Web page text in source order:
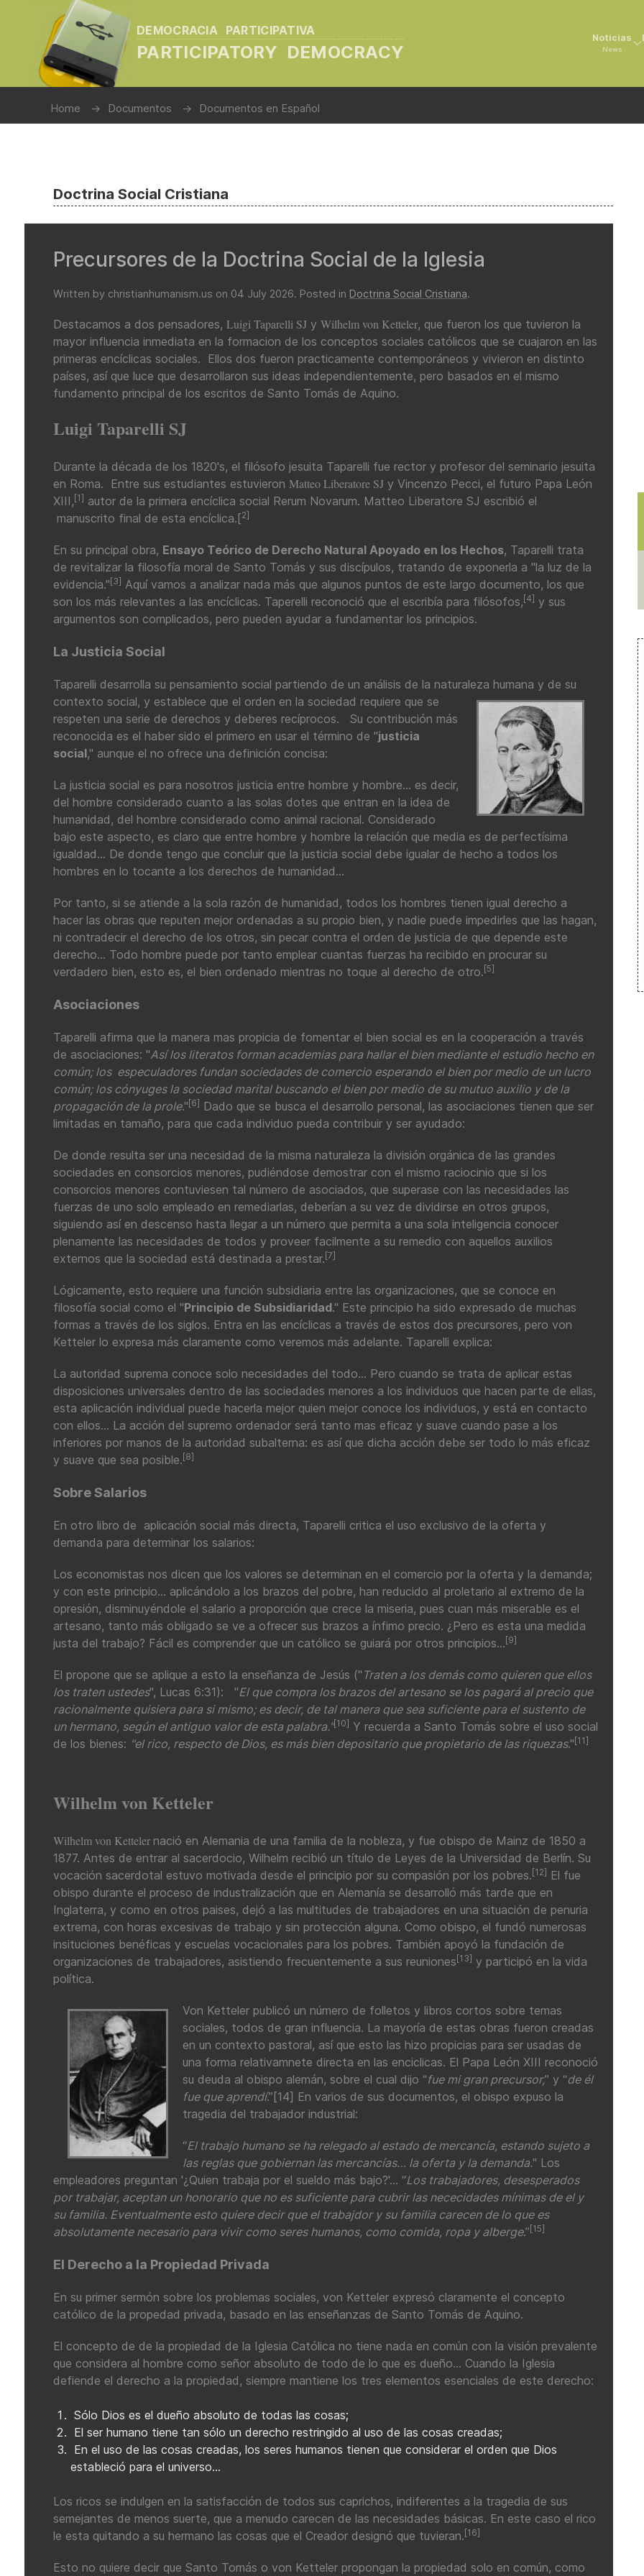
DEMOCRACIA PARTICIPATIVA
PARTICIPATORY DEMOCRACY
Noticias
News
Home Documentos Documentos en Español
Doctrina Social Cristiana
Precursores de la Doctrina Social de la Iglesia
Written by christianhumanism.us on 04 July 2026. Posted in Doctrina Social Cristiana.
Destacamos a dos pensadores, Luigi Taparelli SJ y Wilhelm von Ketteler, que fueron los que tuvieron la
mayor influencia inmediata en la formacion de los conceptos sociales católicos que se cuajaron en las
primeras encíclicas sociales. Ellos dos fueron practicamente contemporáneos y vivieron en distinto
países, así que luce que desarrollaron sus ideas independientemente, pero basados en el mismo
fundamento principal de los escritos de Santo Tomás de Aquino.
Luigi Taparelli SJ
Durante la década de los 1820's, el filósofo jesuita Taparelli fue rector y profesor del seminario jesuita
en Roma. Entre sus estudiantes estuvieron Matteo Liberatore SJ y Vincenzo Pecci, el futuro Papa León
XIII, [1] autor de la primera encíclica social Rerum Novarum. Matteo Liberatore SJ escribió el
manuscrito final de esta encíclica.[2]
En su principal obra, Ensayo Teórico de Derecho Natural Apoyado en los Hechos, Taparelli trata
de revitalizar la filosofía moral de Santo Tomás y sus discípulos, tratando de exponerla a "la luz de la
evidencia." [3] Aquí vamos a analizar nada más que algunos puntos de este largo documento, los que
son los más relevantes a las encíclicas. Taperelli reconoció que el escribía para filósofos, [4] y sus
argumentos son complicados, pero pueden ayudar a fundamentar los principios.
La Justicia Social
Taparelli desarrolla su pensamiento social partiendo de un análisis de la naturaleza humana y de su
contexto social, y establece que el orden en la sociedad requiere que se
respeten una serie de derechos y deberes recíprocos. Su contribución más
reconocida es el haber sido el primero en usar el término de "justicia
social," aunque el no ofrece una definición concisa:
La justicia social es para nosotros justicia entre hombre y hombre... es decir,
del hombre considerado cuanto a las solas dotes que entran en la idea de
humanidad, del hombre considerado como animal racional. Considerado
bajo este aspecto, es claro que entre hombre y hombre la relación que media es de perfectísima
igualdad... De donde tengo que concluir que la justicia social debe igualar de hecho a todos los
hombres en lo tocante a los derechos de humanidad...
Por tanto, si se atiende a la sola razón de humanidad, todos los hombres tienen igual derecho a
hacer las obras que reputen mejor ordenadas a su propio bien, y nadie puede impedirles que las hagan,
ni contradecir el derecho de los otros, sin pecar contra el orden de justicia de que depende este
derecho... Todo hombre puede por tanto emplear cuantas fuerzas ha recibido en procurar su
verdadero bien, esto es, el bien ordenado mientras no toque al derecho de otro. [5]
Asociaciones
Taparelli afirma que la manera mas propicia de fomentar el bien social es en la cooperación a través
de asociaciones: "Así los literatos forman academias para hallar el bien mediante el estudio hecho en
común; los especuladores fundan sociedades de comercio esperando el bien por medio de un lucro
común; los cónyuges la sociedad marital buscando el bien por medio de su mutuo auxilio y de la
propagación de la prole." [6] Dado que se busca el desarrollo personal, las asociaciones tienen que ser
limitadas en tamaño, para que cada individuo pueda contribuir y ser ayudado:
De donde resulta ser una necesidad de la misma naturaleza la división orgánica de las grandes
sociedades en consorcios menores, pudiéndose demostrar con el mismo raciocinio que si los
consorcios menores contuviesen tal número de asociados, que superase con las necesidades las
fuerzas de uno solo empleado en remediarlas, deberían a su vez de dividirse en otros grupos,
siguiendo así en descenso hasta llegar a un número que permita a una sola inteligencia conocer
plenamente las necesidades de todos y proveer facilmente a su remedio con aquellos auxilios
externos que la sociedad está destinada a prestar. [7]
Lógicamente, esto requiere una función subsidiaria entre las organizaciones, que se conoce en
filosofía social como el "Principio de Subsidiaridad." Este principio ha sido expresado de muchas
formas a través de los siglos. Entra en las encíclicas a través de estos dos precursores, pero von
Ketteler lo expresa más claramente como veremos más adelante. Taparelli explica:
La autoridad suprema conoce solo necesidades del todo... Pero cuando se trata de aplicar estas
disposiciones universales dentro de las sociedades menores a los individuos que hacen parte de ellas,
esta aplicación individual puede hacerla mejor quien mejor conoce los individuos, y está en contacto
con ellos... La acción del supremo ordenador será tanto mas eficaz y suave cuando pase a los
inferiores por manos de la autoridad subalterna: es así que dicha acción debe ser todo lo más eficaz
y suave que sea posible. [8]
Sobre Salarios
En otro libro de aplicación social más directa, Taparelli critica el uso exclusivo de la oferta y
demanda para determinar los salarios:
Los economistas nos dicen que los valores se determinan en el comercio por la oferta y la demanda;
y con este principio... aplicándolo a los brazos del pobre, han reducido al proletario al extremo de la
opresión, disminuyéndole el salario a proporción que crece la miseria, pues cuan más miserable es el
artesano, tanto más obligado se ve a ofrecer sus brazos a ínfimo precio. ¿Pero es esta una medida
justa del trabajo? Fácil es comprender que un católico se guiará por otros principios... [9]
El propone que se aplique a esto la enseñanza de Jesús (" Traten a los demás como quieren que ellos
los traten ustedes", Lucas 6:31): "El que compra los brazos del artesano se los pagará al precio que
racionalmente quisiera para si mismo; es decir, de tal manera que sea suficiente para el sustento de
un hermano, según el antiguo valor de esta palabra."[10] Y recuerda a Santo Tomás sobre el uso social
de los bienes: "el rico, respecto de Dios, es más bien depositario que propietario de las riquezas." [11]
Wilhelm von Ketteler
Wilhelm von Ketteler nació en Alemania de una familia de la nobleza, y fue obispo de Mainz de 1850 a
1877. Antes de entrar al sacerdocio, Wilhelm recibió un título de Leyes de la Universidad de Berlín. Su
vocación sacerdotal estuvo motivada desde el principio por su compasión por los pobres. [12] El fue
obispo durante el proceso de industralización que en Alemanía se desarrolló más tarde que en
Inglaterra, y como en otros paises, dejó a las multitudes de trabajadores en una situación de penuria
extrema, con horas excesivas de trabajo y sin protección alguna. Como obispo, el fundó numerosas
insituciones benéficas y escuelas vocacionales para los pobres. También apoyó la fundación de
organizaciones de trabajadores, asistiendo frecuentemente a sus reuniones [13] y participó en la vida
política.
Von Ketteler publicó un número de folletos y libros cortos sobre temas
sociales, todos de gran influencia. La mayoría de estas obras fueron creadas
en un contexto pastoral, así que esto las hizo propicias para ser usadas de
una forma relativamnete directa en las enciclicas. El Papa León XIII reconoció
su deuda al obispo alemán, sobre el cual dijo “fue mi gran precursor,” y “de él
fue que aprendí.”[14] En varios de sus documentos, el obispo expuso la
tragedia del trabajador industrial:
“El trabajo humano se ha relegado al estado de mercancía, estando sujeto a
las reglas que gobiernan las mercancías… la oferta y la demanda." Los
empleadores preguntan '¿Quien trabaja por el sueldo más bajo?'... “Los trabajadores, desesperados
por trabajar, aceptan un honorario que no es suficiente para cubrir las nececidades mínimas de el y
su familia. Eventualmente esto quiere decir que el trabajdor y su familia carecen de lo que es
absolutamente necesario para vivir como seres humanos, como comida, ropa y alberge.” [15]
El Derecho a la Propiedad Privada
En su primer sermón sobre los problemas sociales, von Ketteler expresó claramente el concepto
católico de la propedad privada, basado en las enseñanzas de Santo Tomás de Aquino.
El concepto de de la propiedad de la Iglesia Católica no tiene nada en común con la visión prevalente
que considera al hombre como señor absoluto de todo de lo que es dueño... Cuando la Iglesia
defiende el derecho a la propiedad, siempre mantiene los tres elementos esenciales de este derecho:
Sólo Dios es el dueño absoluto de todas las cosas;
El ser humano tiene tan sólo un derecho restringido al uso de las cosas creadas;
En el uso de las cosas creadas, los seres humanos tienen que considerar el orden que Dios
estableció para el universo...
Los ricos se indulgen en la satisfacción de todos sus caprichos, indiferentes a la tragedia de sus
semejantes de menos suerte, que a menudo carecen de las necesidades básicas. En este caso el rico
le esta quitando a su hermano las cosas que el Creador designó que tuvieran. [16]
Esto no quiere decir que Santo Tomás o von Ketteler propongan la propiedad solo en común, como